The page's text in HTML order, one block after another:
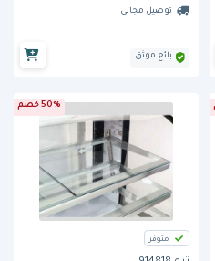
توصيل مجاني
بائع موثق
50% خصم
متوفر